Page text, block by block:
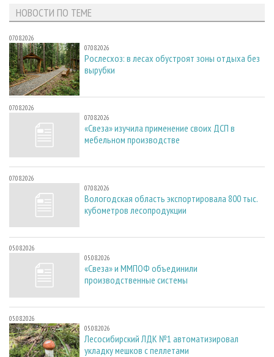
НОВОСТИ ПО ТЕМЕ
07.08.2026
07.08.2026
Рослесхоз: в лесах обустроят зоны отдыха без
вырубки
07.08.2026
07.08.2026
«Свеза» изучила применение своих ДСП в
мебельном производстве
07.08.2026
07.08.2026
Вологодская область экспортировала 800 тыс.
кубометров лесопродукции
05.08.2026
05.08.2026
«Свеза» и ММПОФ объединили
производственные системы
05.08.2026
05.08.2026
Лесосибирский ЛДК №1 автоматизировал
укладку мешков с пеллетами